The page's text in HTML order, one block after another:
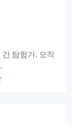
탐험가. 오직